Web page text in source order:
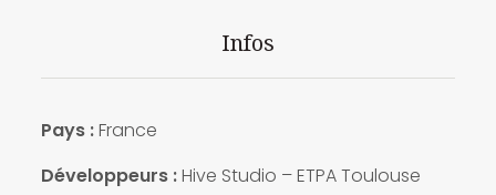
Infos
Pays :France
Développeurs :Hive Studio – ETPA Toulouse